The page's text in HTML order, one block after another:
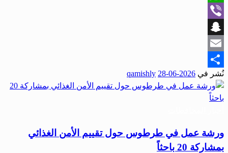
WhatsApp
Viber
Snapchat
Email
Share
نُشر في 2026-06-28
qamishly
ورشة عمل في طرطوس حول تقييم الأمن الغذائي
بمشاركة 20 باحثاً